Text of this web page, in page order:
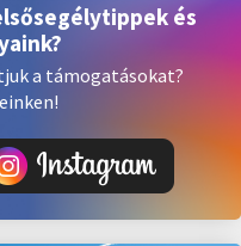
és
a támogatásokat?